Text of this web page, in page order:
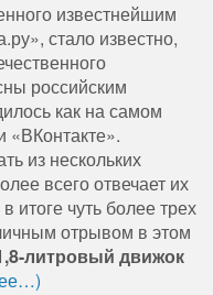
известнейшим
стало известно,
российским
как на самом
«ВКонтакте».
из нескольких
всего отвечает их
итоге чуть более трех
отрывом в этом
литровый движок